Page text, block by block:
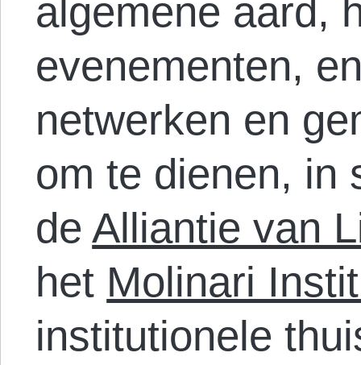
algemene aard,
evenementen,
netwerken en
om te dienen, in
deAlliantie van
het Molinari
institutionele